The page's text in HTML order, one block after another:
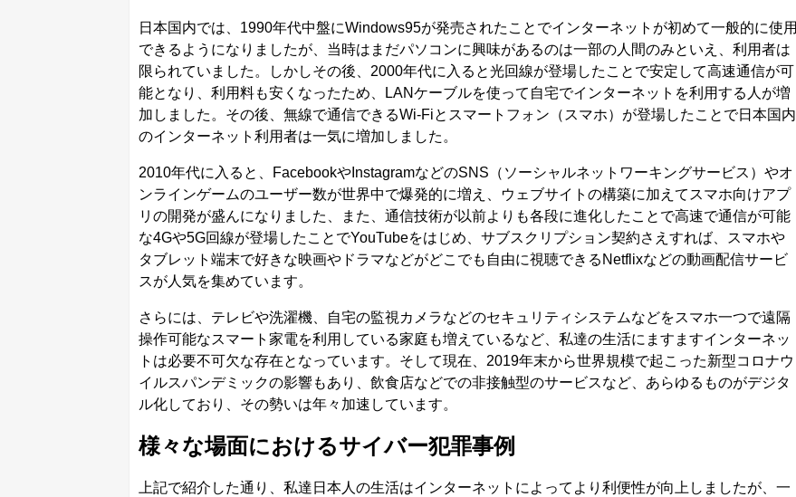
日本国内では、1990年代中盤にWindows95が発売されたことでインターネットが初めて一般的に使用
できるようになりましたが、当時はまだパソコンに興味があるのは一部の人間のみといえ、利用者は
限られていました。しかしその後、2000年代に入ると光回線が登場したことで安定して高速通信が可
能となり、利用料も安くなったため、LANケーブルを使って自宅でインターネットを利用する人が増
加しました。その後、無線で通信できるWi-Fiとスマートフォン（スマホ）が登場したことで日本国内
のインターネット利用者は一気に増加しました。
2010年代に入ると、FacebookやInstagramなどのSNS（ソーシャルネットワーキングサービス）やオ
ンラインゲームのユーザー数が世界中で爆発的に増え、ウェブサイトの構築に加えてスマホ向けアプ
リの開発が盛んになりました、また、通信技術が以前よりも各段に進化したことで高速で通信が可能
な4Gや5G回線が登場したことでYouTubeをはじめ、サブスクリプション契約さえすれば、スマホや
タブレット端末で好きな映画やドラマなどがどこでも自由に視聴できるNetflixなどの動画配信サービ
スが人気を集めています。
さらには、テレビや洗濯機、自宅の監視カメラなどのセキュリティシステムなどをスマホ一つで遠隔
操作可能なスマート家電を利用している家庭も増えているなど、私達の生活にますますインターネッ
トは必要不可欠な存在となっています。そして現在、2019年末から世界規模で起こった新型コロナウ
イルスパンデミックの影響もあり、飲食店などでの非接触型のサービスなど、あらゆるものがデジタ
ル化しており、その勢いは年々加速しています。
様々な場面におけるサイバー犯罪事例
上記で紹介した通り、私達日本人の生活はインターネットによってより利便性が向上しましたが、一